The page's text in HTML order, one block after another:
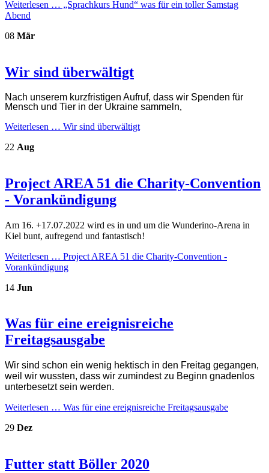
Weiterlesen … „Sprachkurs Hund“ was für ein toller Samstag
Abend
08 Mär
Wir sind überwältigt
Nach unserem kurzfristigen Aufruf, dass wir Spenden für
Mensch und Tier in der Ukraine sammeln,
Weiterlesen … Wir sind überwältigt
22 Aug
Project AREA 51 die Charity-Convention
- Vorankündigung
Am 16. +17.07.2022 wird es in und um die Wunderino-Arena in
Kiel bunt, aufregend und fantastisch!
Weiterlesen … Project AREA 51 die Charity-Convention -
Vorankündigung
14 Jun
Was für eine ereignisreiche
Freitagsausgabe
Wir sind schon ein wenig hektisch in den Freitag gegangen,
weil wir wussten, dass wir zumindest zu Beginn gnadenlos
unterbesetzt sein werden.
Weiterlesen … Was für eine ereignisreiche Freitagsausgabe
29 Dez
Futter statt Böller 2020